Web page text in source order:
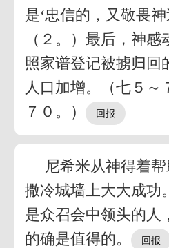
是‘忠信的，又敬畏神
（２。）最后，神
照家谱登记被掳归回
人口加增。（七５～
７０。）
尼希米从神得着
撒冷城墙上大大成功
是众召会中领头的人
的确是值得的。